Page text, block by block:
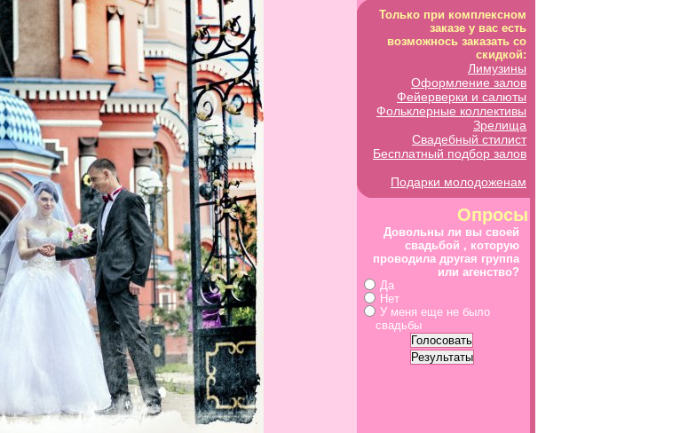
Только при комплексном
заказе у вас есть
возможнось заказать со
скидкой:
Лимузины
Оформление залов
Фейерверки и салюты
Фольклерные коллективы
Зрелища
Свадебный стилист
Бесплатный подбор залов
Подарки молодоженам
Опросы
Довольны ли вы своей
свадьбой , которую
проводила другая группа
или агенство?
Да
Нет
У меня еще не было
свадьбы